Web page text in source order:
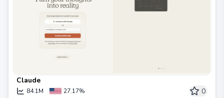
Claude
84.1M 27.17% 0